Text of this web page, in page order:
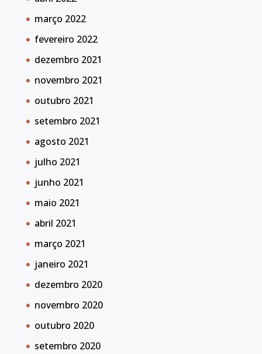
março 2022
fevereiro 2022
dezembro 2021
novembro 2021
outubro 2021
setembro 2021
agosto 2021
julho 2021
junho 2021
maio 2021
abril 2021
março 2021
janeiro 2021
dezembro 2020
novembro 2020
outubro 2020
setembro 2020